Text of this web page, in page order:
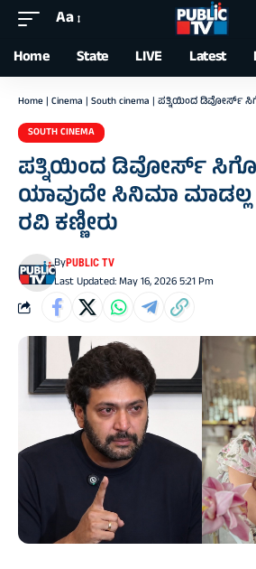
Font
Resizer
Aa
Home State LIVE Latest
Home | Cinema | South cinema | ಪತ್ನಿಯಿಂದ ಡಿವೋರ್ಸ್ ಸಿಗೋವರೆಗೂ ನಾನು
SOUTH CINEMA
ಪತ್ನಿಯಿಂದ ಡಿವೋರ್ಸ್
ಯಾವುದೇ ಸಿನಿಮಾ
ರವಿ ಕಣ್ಣೀರು
Last Updated: May 16, 2026 5:21 Pm
ByPUBLIC TV